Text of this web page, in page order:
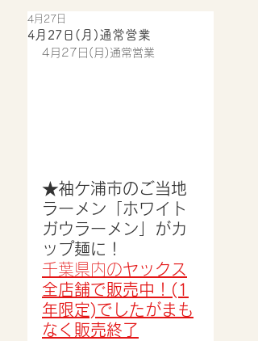
4月27日(月)通常営業
4月27日
4月27日(月)通常営業
★袖ケ浦市のご当地
ラーメン「ホワイト
ガウラーメン」がカ
ップ麺に！
千葉県内のヤックス
全店舗で販売中！(1
年限定)でしたがまも
なく販売終了